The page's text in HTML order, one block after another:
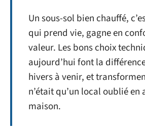
Un sous-sol bien chauffé,
qui prend vie, gagne en
valeur. Les bons choix
aujourd’hui font la
hivers à venir, et
n’était qu’un local oublié
maison.